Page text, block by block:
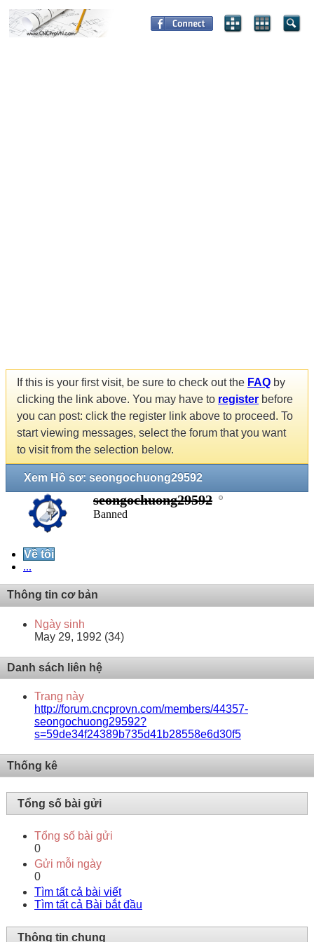
If this is your first visit, be sure to check out the FAQ by
clicking the link above. You may have to register before
you can post: click the register link above to proceed. To
start viewing messages, select the forum that you want
to visit from the selection below.
Xem Hồ sơ: seongochuong29592
seongochuong29592
Banned
Về tôi
...
Thông tin cơ bản
Ngày sinh
May 29, 1992 (34)
Danh sách liên hệ
Trang này
http://forum.cncprovn.com/members/44357-
seongochuong29592?
s=59de34f24389b735d41b28558e6d30f5
Thống kê
Tổng số bài gửi
Tổng số bài gửi
0
Gửi mỗi ngày
0
Tìm tất cả bài viết
Tìm tất cả Bài bắt đầu
Thông tin chung